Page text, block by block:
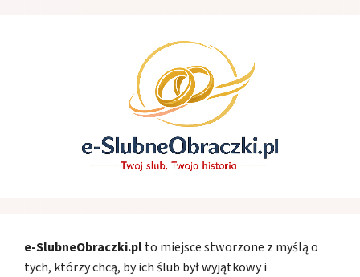
e-SlubneObraczki.plto miejsce stworzone z myślą o
tych, którzy chcą, by ich ślub był wyjątkowy i